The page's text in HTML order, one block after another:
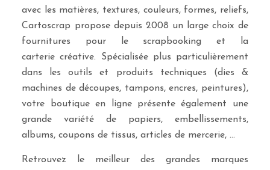
avec les matières, textures, couleurs, formes, reliefs,
Cartoscrap propose depuis 2008 un large choix de
fournitures pour le scrapbooking et la
carterie créative. Spécialisée plus particulièrement
dans les outils et produits techniques (dies &
machines de découpes, tampons, encres, peintures),
votre boutique en ligne présente également une
grande variété de papiers, embellissements,
albums, coupons de tissus, articles de mercerie, …
Retrouvez le meilleur des grandes marques